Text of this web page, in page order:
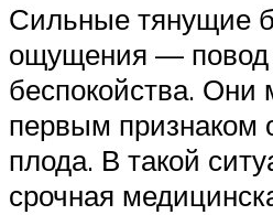
Сильные тянущие
ощущения — повод
беспокойства. Они
первым признаком
плода. В такой
срочная